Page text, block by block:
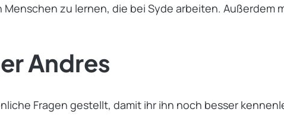
Menschen zu lernen, die bei Syde arbeiten.
Andres
Fragen gestellt, damit ihr ihn noch besser